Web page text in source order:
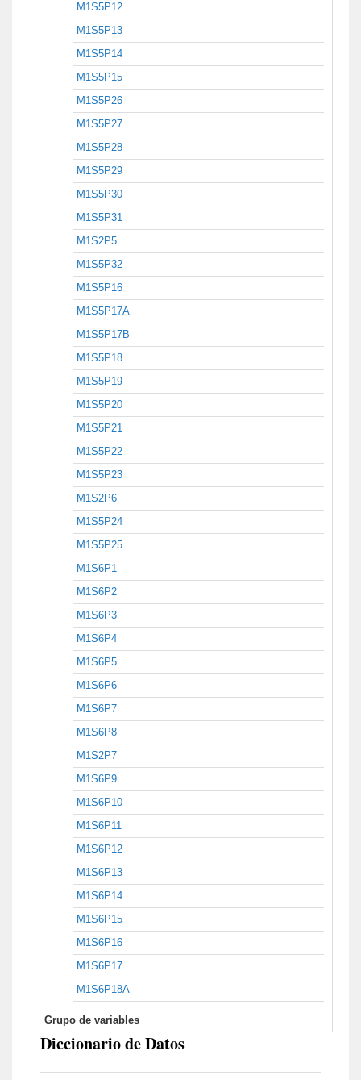
M1S5P12
M1S5P13
M1S5P14
M1S5P15
M1S5P26
M1S5P27
M1S5P28
M1S5P29
M1S5P30
M1S5P31
M1S2P5
M1S5P32
M1S5P16
M1S5P17A
M1S5P17B
M1S5P18
M1S5P19
M1S5P20
M1S5P21
M1S5P22
M1S5P23
M1S2P6
M1S5P24
M1S5P25
M1S6P1
M1S6P2
M1S6P3
M1S6P4
M1S6P5
M1S6P6
M1S6P7
M1S6P8
M1S2P7
M1S6P9
M1S6P10
M1S6P11
M1S6P12
M1S6P13
M1S6P14
M1S6P15
M1S6P16
M1S6P17
M1S6P18A
Grupo de variables
Diccionario de Datos